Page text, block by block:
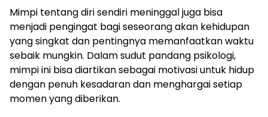
Mimpi tentang diri sendiri meninggal juga bisa
menjadi pengingat bagi seseorang akan kehidupan
yang singkat dan pentingnya memanfaatkan waktu
sebaik mungkin. Dalam sudut pandang psikologi,
mimpi ini bisa diartikan sebagai motivasi untuk hidup
dengan penuh kesadaran dan menghargai setiap
momen yang diberikan.